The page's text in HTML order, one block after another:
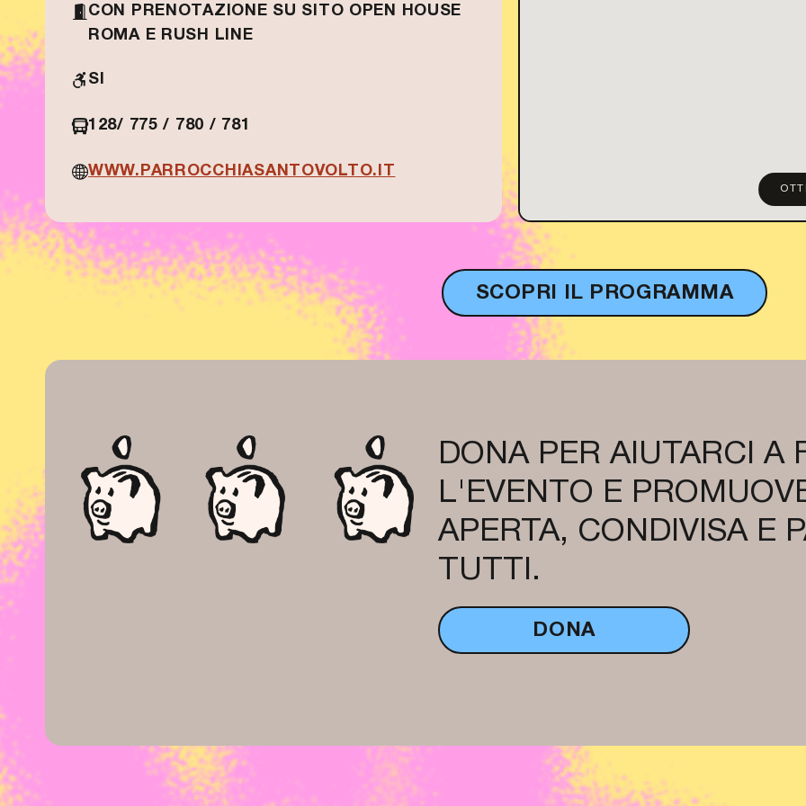
CON PRENOTAZIONE SU SITO OPEN HOUSE
ROMA E RUSH LINE
SI
128/ 775 / 780 / 781
WWW.PARROCCHIASANTOVOLTO.IT
SCOPRI IL PROGRAMMA
DONA PER AIUTARCI A
L'EVENTO E
APERTA, CONDIVISA E
TUTTI.
DONA